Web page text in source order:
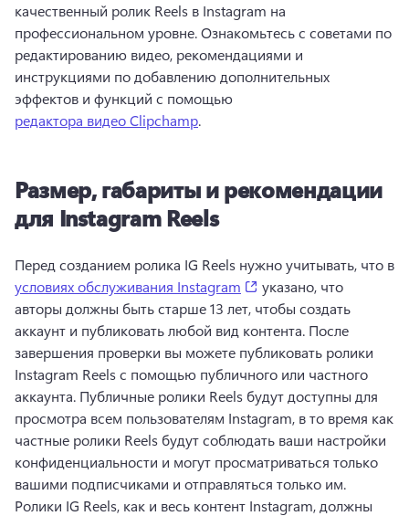
качественный ролик Reels в Instagram на
профессиональном уровне. Ознакомьтесь с советами по
редактированию видео, рекомендациями и
инструкциями по добавлению дополнительных
эффектов и функций с помощью
редактора видео Clipchamp.
Размер, габариты и рекомендации
для Instagram Reels
условиях обслуживания Instagram
(opens in a new tab)
указано, что
авторы должны быть старше 13 лет, чтобы создать
аккаунт и публиковать любой вид контента. После
завершения проверки вы можете публиковать ролики
Instagram Reels с помощью публичного или частного
аккаунта. Публичные ролики Reels будут доступны для
просмотра всем пользователям Instagram, в то время как
частные ролики Reels будут соблюдать ваши настройки
конфиденциальности и могут просматриваться только
Ролики IG Reels, как и весь контент Instagram, должны